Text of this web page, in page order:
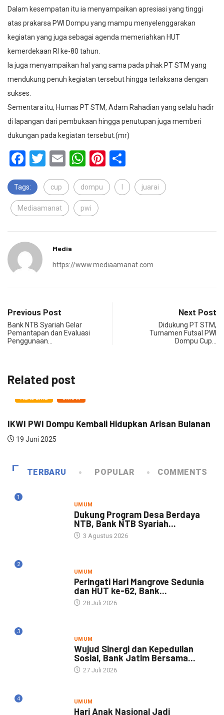
Dalam kesempatan itu ia menyampaikan apresiasi yang tinggi
atas prakarsa PWI Dompu yang mampu menyelenggarakan
kegiatan yang juga sebagai agenda memeriahkan HUT
kemerdekaan RI ke-80 tahun.
Ia juga menyampaikan hal yang sama pada pihak PT STM yang
mendukung penuh kegiatan tersebut hingga terlaksana dengan
sukses.
Sementara itu, Humas PT STM, Adam Rahadian yang selalu hadir
di lapangan dari pembukaan hingga penutupan juga memberi
dukungan pada kegiatan tersebut.(mr)
Facebook
Twitter
EmailWhatsApp
Pinterest
Tags: cup dompu juarai
Mediaamanat pwi
Media
https://www.mediaamanat.com
Previous Post
Bank NTB Syariah Gelar
Pemantapan dan Evaluasi
Penggunaan…
Next Post
Didukung PT STM,
Turnamen Futsal PWI
Dompu Cup…
Related post
HEADLINE UMUM
IKWI PWI Dompu Kembali Hidupkan Arisan Bulanan
19 Juni 2025
TERBARU POPULAR COMMENTS
1
UMUM
Dukung Program Desa Berdaya
NTB, Bank NTB Syariah...
3 Agustus 2026
2
UMUM
Peringati Hari Mangrove Sedunia
dan HUT ke-62, Bank...
28 Juli 2026
3
UMUM
Wujud Sinergi dan Kepedulian
Sosial, Bank Jatim Bersama...
27 Juli 2026
4 UMUM
Hari Anak Nasional Jadi